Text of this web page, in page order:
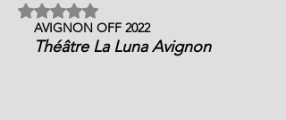
Noté NaN étoiles sur 5.
AVIGNON OFF 2022
Théâtre La Luna Avignon